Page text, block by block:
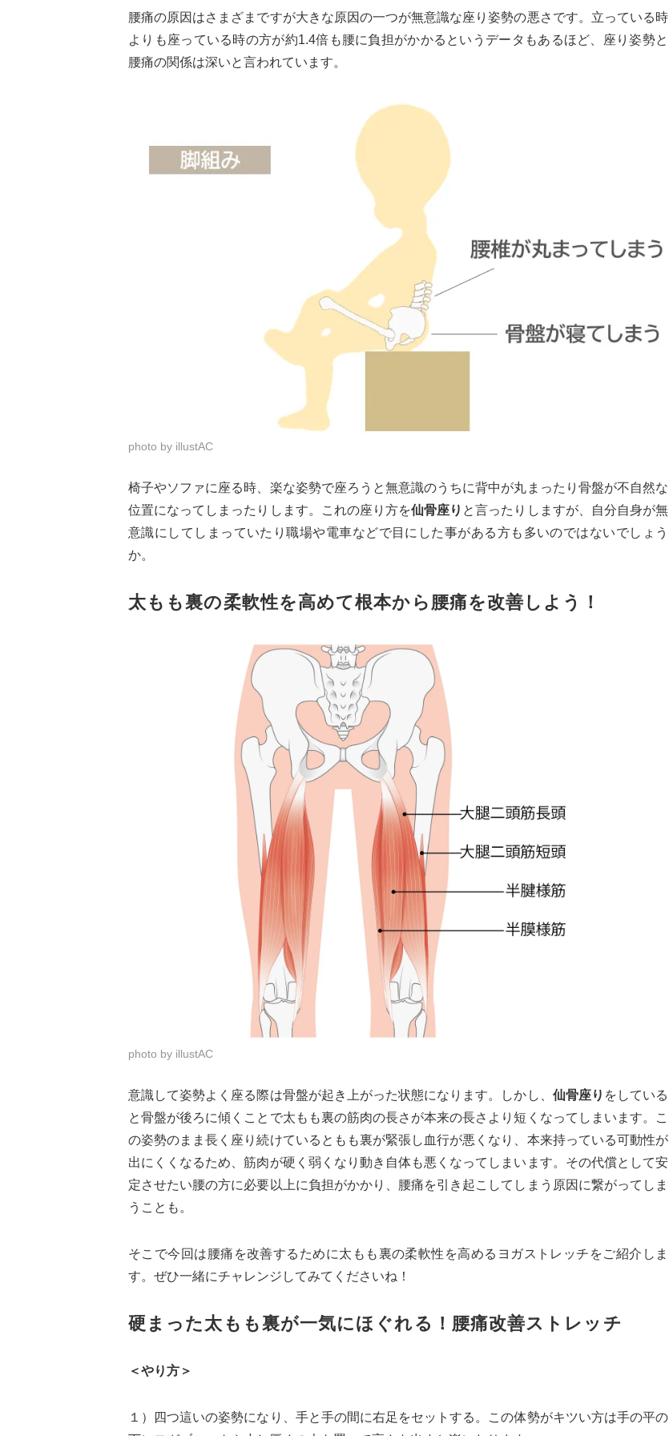
腰痛の原因はさまざまですが大きな原因の一つが無意識な座り姿勢の悪さです。立っている時
よりも座っている時の方が約1.4倍も腰に負担がかかるというデータもあるほど、座り姿勢と
腰痛の関係は深いと言われています。
photo by illustAC
椅子やソファに座る時、楽な姿勢で座ろうと無意識のうちに背中が丸まったり骨盤が不自然な
位置になってしまったりします。これの座り方を仙骨座り と言ったりしますが、自分自身が無
意識にしてしまっていたり職場や電車などで目にした事がある方も多いのではないでしょう
か。
太もも裏の柔軟性を高めて根本から腰痛を改善しよう！
photo by illustAC
意識して姿勢よく座る際は骨盤が起き上がった状態になります。しかし、 仙骨座り をしている
と骨盤が後ろに傾くことで太もも裏の筋肉の長さが本来の長さより短くなってしまいます。こ
の姿勢のまま長く座り続けているともも裏が緊張し血行が悪くなり、本来持っている可動性が
出にくくなるため、筋肉が硬く弱くなり動き自体も悪くなってしまいます。その代償として安
定させたい腰の方に必要以上に負担がかかり、腰痛を引き起こしてしまう原因に繋がってしま
うことも。
そこで今回は腰痛を改善するために太もも裏の柔軟性を高めるヨガストレッチをご紹介しま
す。ぜひ一緒にチャレンジしてみてくださいね！
硬まった太もも裏が一気にほぐれる！腰痛改善ストレッチ
＜やり方＞
１）四つ這いの姿勢になり、手と手の間に右足をセットする。この体勢がキツい方は手の平の